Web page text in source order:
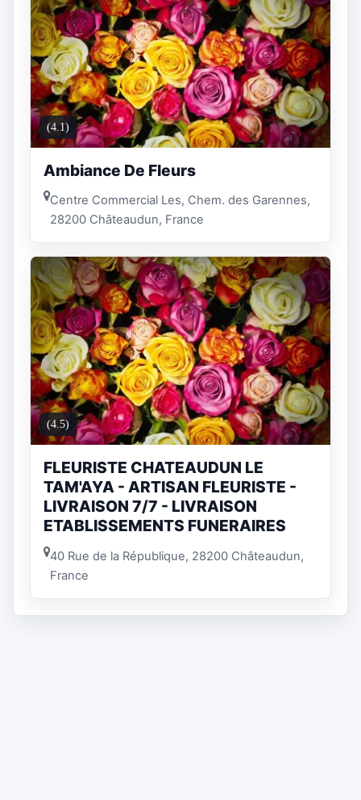
(4.1)
Ambiance De Fleurs
Centre Commercial Les, Chem. des Garennes,
28200 Châteaudun, France
(4.5)
FLEURISTE CHATEAUDUN LE
TAM'AYA - ARTISAN FLEURISTE -
LIVRAISON 7/7 - LIVRAISON
ETABLISSEMENTS FUNERAIRES
40 Rue de la République, 28200 Châteaudun,
France